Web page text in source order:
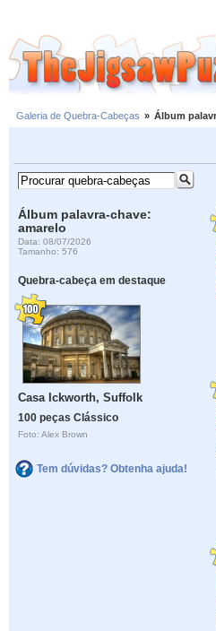
Galeria de Quebra-Cabeças » Álbum
Álbum palavra-chave:
amarelo
Data: 08/07/2026
Tamanho: 576
Quebra-cabeça em destaque
Casa Ickworth, Suffolk
100 peças Clássico
Foto: Alex Brown
Tem dúvidas? Obtenha ajuda!